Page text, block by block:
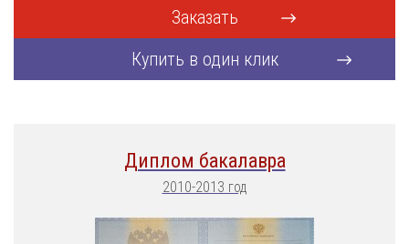
Заказать
Купить в один клик
Диплом бакалавра
2010-2013 год